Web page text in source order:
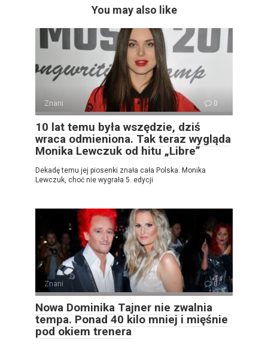
You may also like
Znani 0
10 lat temu była wszędzie, dziś
wraca odmieniona. Tak teraz wygląda
Monika Lewczuk od hitu „Libre”
Dekadę temu jej piosenki znała cała Polska. Monika
Lewczuk, choć nie wygrała 5. edycji
Znani 0
Nowa Dominika Tajner nie zwalnia
tempa. Ponad 40 kilo mniej i mięśnie
pod okiem trenera